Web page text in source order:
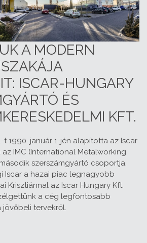
A MODERN
ISCAR-HUNGARY
ÉS
KFT.
t 1990. január 1-jén alapította az Iscar
IMC (International Metalworking
szerszámgyártó csoportja,
Iscar a hazai piac legnagyobb
Krisztiánnal az Iscar Hungary Kft.
a cég legfontosabb
tervekről.